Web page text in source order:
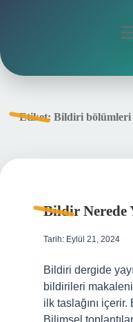
Etiket: Bildiri bölümleri
Bildir Nerede
Tarih: Eylül 21, 2024
Bildiri dergide
bildirileri
ilk taslağını içerir.
Bilimsel